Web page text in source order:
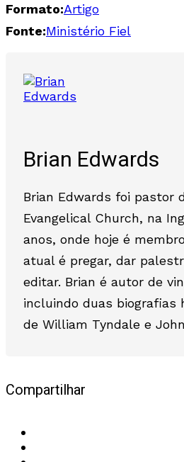
Formato:Artigo
Fonte:Ministério Fiel
Brian Edwards
Brian Edwards foi pastor
Evangelical Church, na
anos, onde hoje é
atual é pregar, dar
editar. Brian é autor de
incluindo duas biografias
de William Tyndale e
Compartilhar